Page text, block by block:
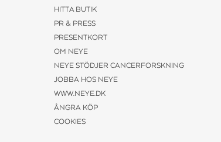
HITTA BUTIK
PR & PRESS
PRESENTKORT
OM NEYE
NEYE STÖDJER CANCERFORSKNING
JOBBA HOS NEYE
WWW.NEYE.DK
ÅNGRA KÖP
COOKIES